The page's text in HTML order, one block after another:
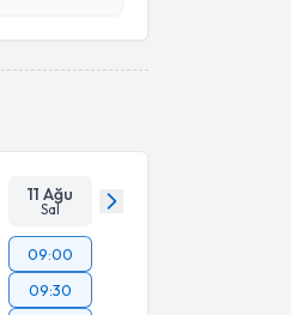
11 Ağu
Sal
09:00
09:30